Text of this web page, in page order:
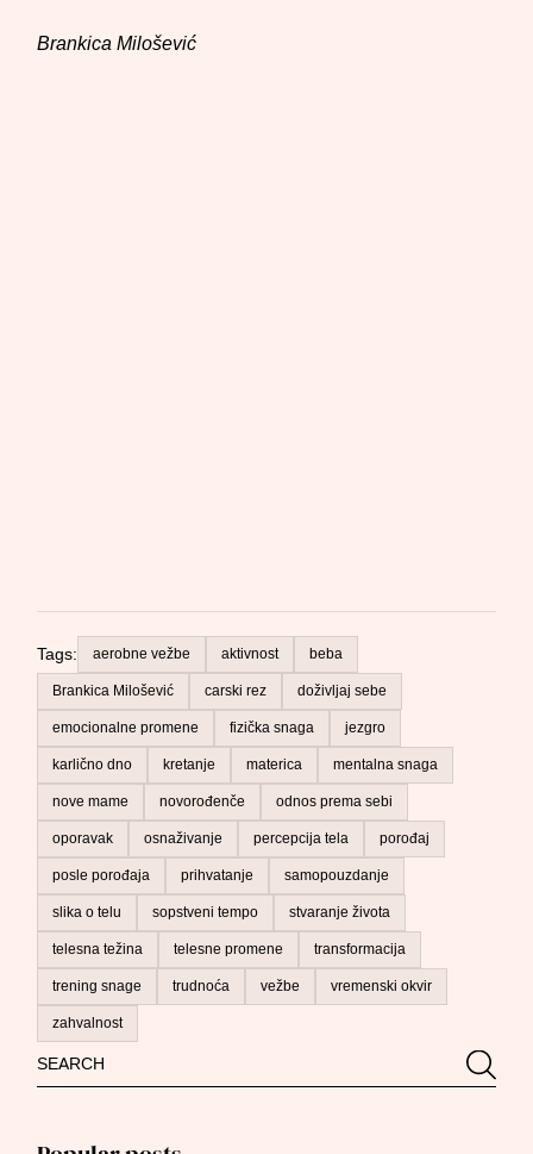
Search
for:
Brankica Milošević
Tags: aerobne vežbe aktivnost beba
Brankica Milošević carski rez doživljaj sebe
emocionalne promene fizička snaga jezgro
karlično dno kretanje materica mentalna snaga
nove mame novorođenče odnos prema sebi
oporavak osnaživanje percepcija tela porođaj
posle porođaja prihvatanje samopouzdanje
slika o telu sopstveni tempo stvaranje života
telesna težina telesne promene transformacija
trening snage trudnoća vežbe vremenski okvir
zahvalnost